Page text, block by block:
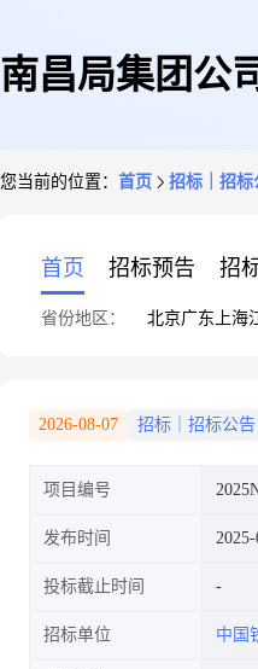
南昌局集团公
您当前的位置： 首页 招标｜招标
首页 招标预告 招
省份地区： 北京广东 上海
2026-08-07 招标｜招标公告
项目编号
发布时间
投标截止时间
招标单位 中国